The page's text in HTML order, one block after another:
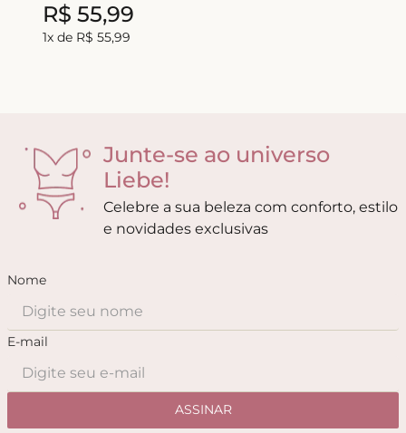
R$ 55,99
1x de R$ 55,99
Junte-se ao universo
Liebe!
Celebre a sua beleza com conforto, estilo
e novidades exclusivas
Nome
E-mail
ASSINAR